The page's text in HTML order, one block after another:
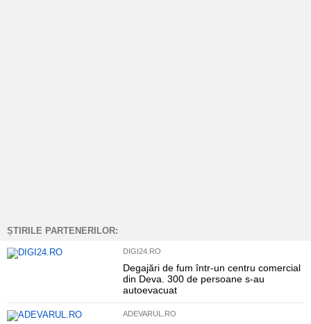
ȘTIRILE PARTENERILOR:
DIGI24.RO
Degajări de fum într-un centru comercial
din Deva. 300 de persoane s-au
autoevacuat
ADEVARUL.RO